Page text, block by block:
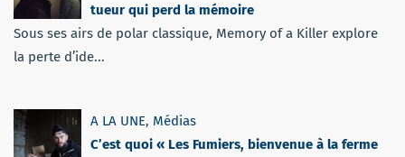
tueur qui perd la mémoire
Sous ses airs de polar classique, Memory of a Killer explore
la perte d’ide...
A LA UNE, Médias
C’est quoi « Les Fumiers, bienvenue à la ferme